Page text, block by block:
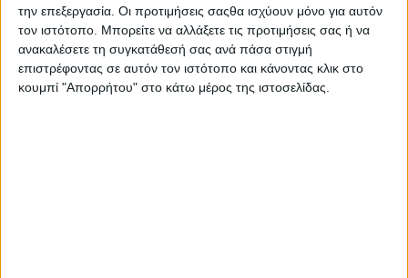
την επεξεργασία. Οι προτιμήσεις σαςθα ισχύουν μόνο για αυτόν
τον ιστότοπο. Μπορείτε να αλλάξετε τις προτιμήσεις σας ή να
ανακαλέσετε τη συγκατάθεσή σας ανά πάσα στιγμή
επιστρέφοντας σε αυτόν τον ιστότοπο και κάνοντας κλικ στο
κουμπί "Απορρήτου" στο κάτω μέρος της ιστοσελίδας.